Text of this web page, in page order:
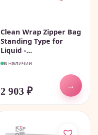
Clean Wrap Zipper Bag
Standing Type for
Liquid -...
в наличии
2 903 ₽
→